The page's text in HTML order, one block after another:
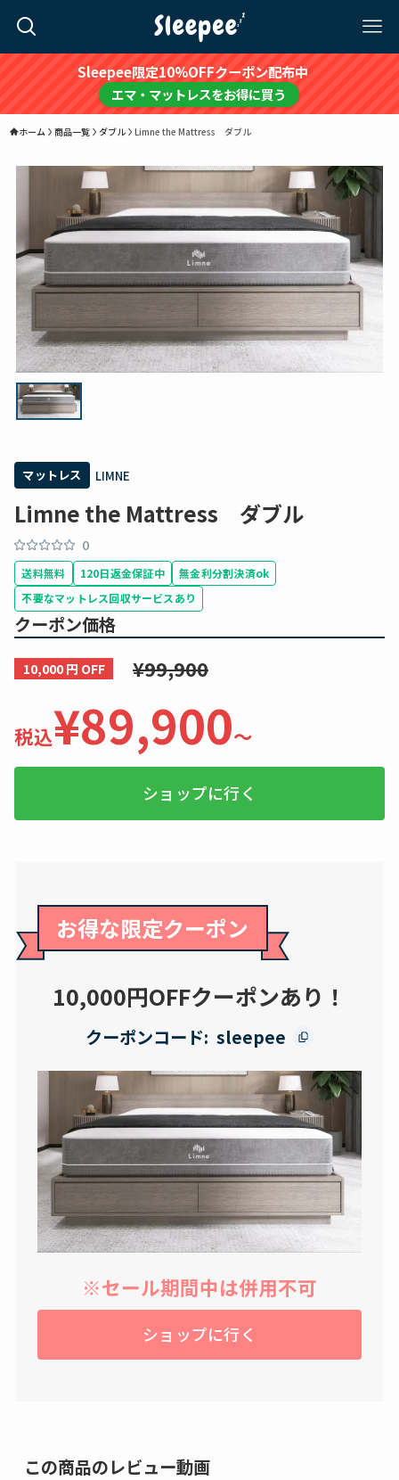
Sleepee限定10%OFFクーポン配布中
エマ・マットレスをお得に買う
ホーム 商品一覧 ダブル Limne the Mattress ダブル
マットレス LIMNE
Limne the Mattress ダブル
0
送料無料 120日返金保証中
無金利分割決済ok
不要なマットレス回収サービスあり
クーポン価格
10,000 円 OFF ¥99,900
税込¥89,900〜
ショップに行く
お得な限定クーポン
10,000円OFFクーポンあり！
クーポンコード: sleepee
※セール期間中は併用不可
ショップに行く
この商品のレビュー動画